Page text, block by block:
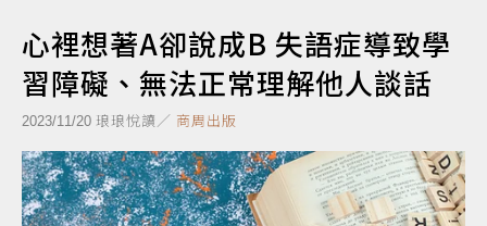
心裡想著A卻說成B 失語症導致學
習障礙、無法正常理解他人談話
2023/11/20 琅琅悅讀／ 商周出版